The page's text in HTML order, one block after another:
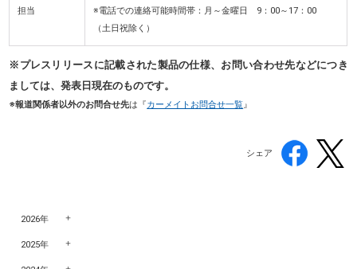
担当
※電話での連絡可能時間帯：月～金曜日 9：00～17：00
（土日祝除く）
※プレスリリースに記載された製品の仕様、お問い合わせ先などにつき
ましては、発表日現在のものです。
※報道関係者以外のお問合せ先は『カーメイトお問合せ一覧』
シェア
2026年
2025年